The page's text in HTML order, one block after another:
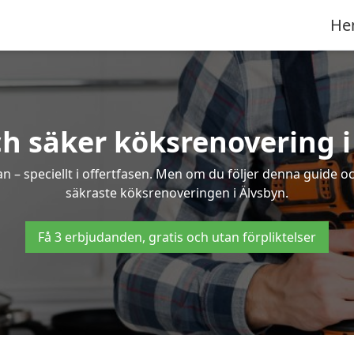
säker köksrenovering
– speciellt i offertfasen. Men om du följer denna guide
säkraste köksrenoveringen i Älvsbyn.
Få 3 erbjudanden, gratis och utan förpliktelser